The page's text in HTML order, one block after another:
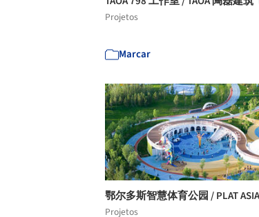
Projetos
Marcar
鄂尔多斯智慧体育公园 / PLAT
Projetos